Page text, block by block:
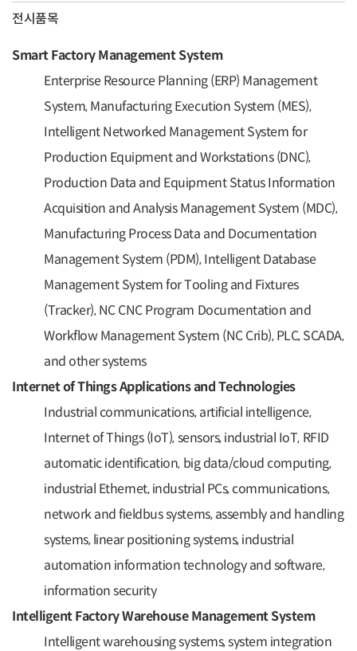
전시품목
Smart Factory Management System
Enterprise Resource Planning (ERP) Management
System, Manufacturing Execution System (MES),
Intelligent Networked Management System for
Production Equipment and Workstations (DNC),
Production Data and Equipment Status Information
Acquisition and Analysis Management System (MDC),
Manufacturing Process Data and Documentation
Management System (PDM), Intelligent Database
Management System for Tooling and Fixtures
(Tracker), NC CNC Program Documentation and
Workflow Management System (NC Crib), PLC, SCADA,
and other systems
Internet of Things Applications and Technologies
Industrial communications, artificial intelligence,
Internet of Things (IoT), sensors, industrial IoT, RFID
automatic identification, big data/cloud computing,
industrial Ethernet, industrial PCs, communications,
network and fieldbus systems, assembly and handling
systems, linear positioning systems, industrial
automation information technology and software,
information security
Intelligent Factory Warehouse Management System
Intelligent warehousing systems, system integration